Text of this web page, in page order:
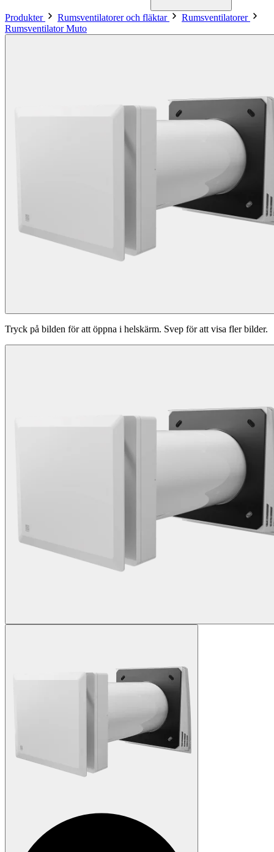
Produkter Rumsventilatorer och fläktar
Rumsventilatorer
Rumsventilator Muto
Tryck på bilden för att öppna i helskärm. Svep för att visa fler bilder.